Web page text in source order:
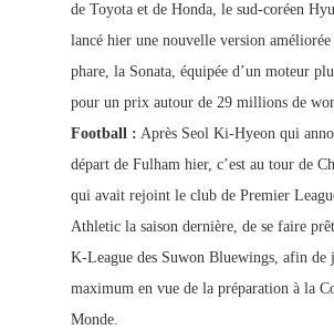
de Toyota et de Honda, le sud-coréen
lancé hier une nouvelle version améliorée
phare, la Sonata, équipée d’un moteur
pour un prix autour de 29 millions de
Football : Après Seol Ki-Hyeon qui
départ de Fulham hier, c’est au tour de
qui avait rejoint le club de Premier
Athletic la saison dernière, de se faire
K-League des Suwon Bluewings, afin de
maximum en vue de la préparation à la
Monde.